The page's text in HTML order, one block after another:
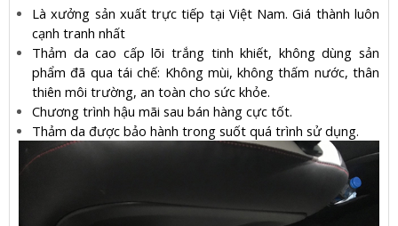
Là xưởng sản xuất trực tiếp tại Việt Nam. Giá thành luôn
cạnh tranh nhất
Thảm da cao cấp lõi trắng tinh khiết, không dùng sản
phẩm đã qua tái chế: Không mùi, không thấm nước, thân
thiên môi trường, an toàn cho sức khỏe.
Chương trình hậu mãi sau bán hàng cực tốt.
Thảm da được bảo hành trong suốt quá trình sử dụng.